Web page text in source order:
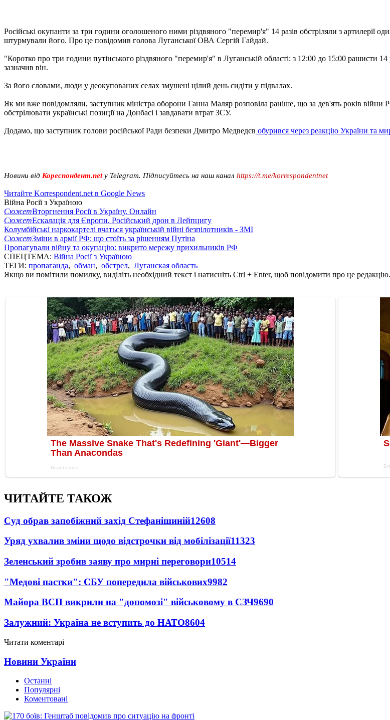
Російські окупанти за три години оголошеного ними різдвяного "перемир'я" 14 разів обстріляли з артилерії
штурмували його. Про це повідомив голова Луганської ОВА Сергій Гайдай.
"Коротко про три години путінського різдвяного "перемир'я" в Луганській області: з 12:00 до 15:00 рашисти
зазначив він.
За його словами, люди у деокупованих селах змушені цілий день сидіти у підвалах.
Як ми вже повідомляли, заступник міністра оборони Ганна Маляр розповіла раніше, що за дев'ять років війни
обстрілювати українські позиції на Донбасі і завдавати втрат ЗСУ.
Додамо, що заступник голови російської Ради безпеки Дмитро Медведєв обурився через реакцію України та
Новини від Кореспондент.netу Telegram. Підписуйтесь на наш канал https://t.me/korrespondentnet
Читайте Korrespondent.net в Google News
Війна Росії з Україною
СюжетВторгнення Росії в Україну. Онлайн
СюжетЕскалація для Європи. Російський дрон в Лейпцигу
Колумбійські наркокартелі вчаться українській війні безпілотників - ЗМІ
СюжетЗміни в армії РФ: що стоїть за рішенням Путіна
Пропагували війну та окупацію: викрито мережу прихильників РФ
СПЕЦТЕМА: Війна Росії з Україною
ТЕГИ: пропаганда, обман, обстрел, Луганская область
Якщо ви помітили помилку, виділіть необхідний текст і натисніть Ctrl + Enter, щоб повідомити про це редакцію.
ЧИТАЙТЕ ТАКОЖ
Суд обрав запобіжний захід Стефанішиній12608
Уряд ухвалив зміни щодо відстрочки від мобілізації11323
Зеленський зробив заяву про мирні переговори10514
"Медові пастки": СБУ попередила військових9982
Майора ВСП викрили на "допомозі" військовому в СЗЧ9690
Залужний: Україна не вступить до НАТО8604
Читати коментарі
Новини України
Останні
Популярні
Коментовані